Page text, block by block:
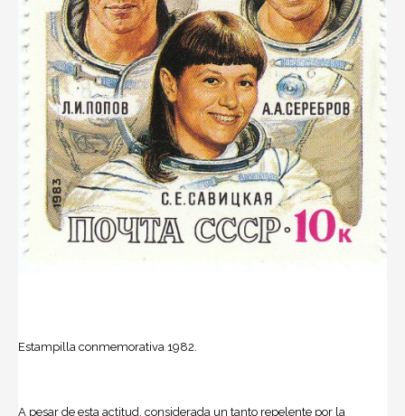
Estampilla conmemorativa 1982.
A pesar de esta actitud, considerada un tanto repelente por la